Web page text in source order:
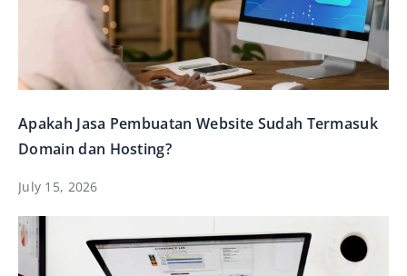
Apakah Jasa Pembuatan Website Sudah Termasuk
Domain dan Hosting?
July 15, 2026